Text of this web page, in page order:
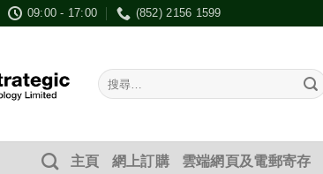
09:00 - 17:00 (852) 2156 1599
搜
尋：
主頁 網上訂購 雲端網頁及電郵寄存